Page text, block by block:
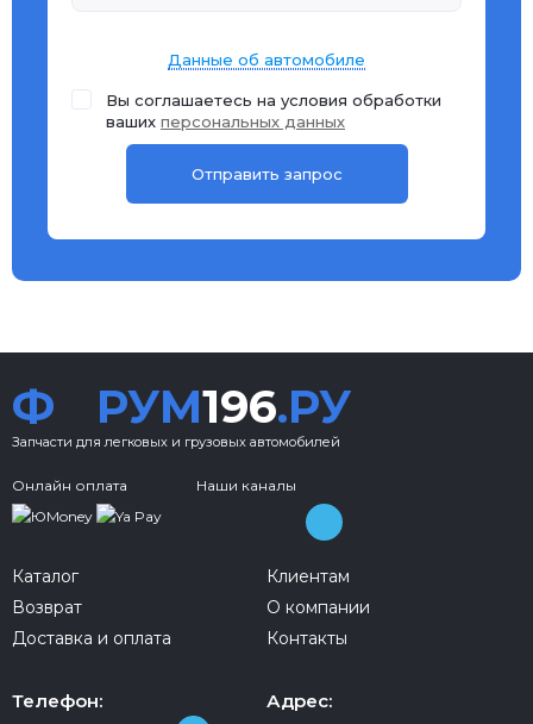
Данные об автомобиле
Вы соглашаетесь на условия обработки
ваших персональных данных
Ф РУМ196.РУ
Запчасти для легковых и грузовых автомобилей
Онлайн оплата Наши каналы
Каталог
Возврат
Доставка и оплата
Клиентам
О компании
Контакты
Телефон: Адрес: